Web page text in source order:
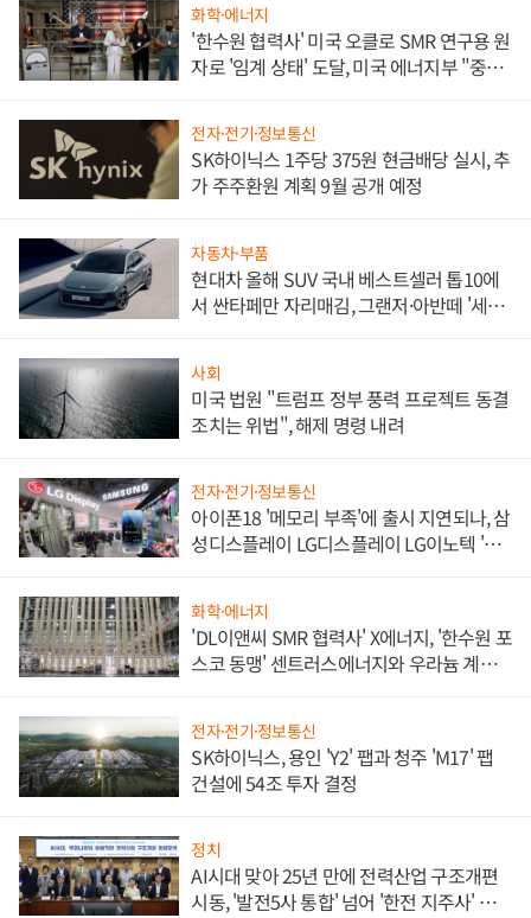
화학·에너지
'한수원 협력사' 미국 오클로 SMR 연구용 원
자로 '임계 상태' 도달, 미국 에너지부 "중요
전자·전기·정보통신
SK하이닉스 1주당 375원 현금배당 실시, 추
가 주주환원 계획 9월 공개 예정
자동차·부품
현대차 올해 SUV 국내 베스트셀러 톱10에
서 싼타페만 자리매김, 그랜저·아반떼 '세단
사회
미국 법원 "트럼프 정부 풍력 프로젝트 동결
조치는 위법", 해제 명령 내려
전자·전기·정보통신
아이폰18 '메모리 부족'에 출시 지연되나, 삼
성디스플레이 LG디스플레이 LG이노텍 '탈
화학·에너지
'DL이앤씨 SMR 협력사' X에너지, '한수원 포
스코 동맹' 센트러스에너지와 우라늄 계약
전자·전기·정보통신
SK하이닉스, 용인 'Y2' 팹과 청주 'M17' 팹
건설에 54조 투자 결정
정치
AI시대 맞아 25년 만에 전력산업 구조개편
시동, '발전5사 통합' 넘어 '한전 지주사' 재편